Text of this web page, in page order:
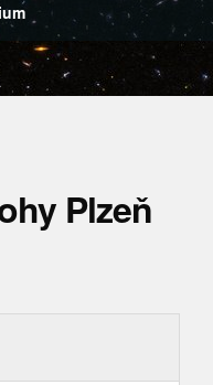
Plzeň